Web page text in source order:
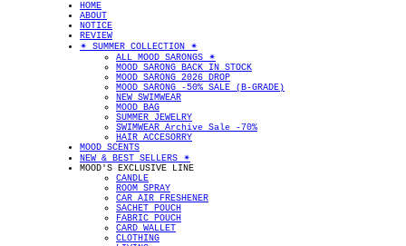
HOME
ABOUT
NOTICE
REVIEW
✴︎ SUMMER COLLECTION ✴︎
ALL MOOD SARONGS ✴︎
MOOD SARONG BACK IN STOCK
MOOD SARONG 2026 DROP
MOOD SARONG -50% SALE (B-GRADE)
NEW SWIMWEAR
MOOD BAG
SUMMER JEWELRY
SWIMWEAR Archive Sale -70%
HAIR ACCESORRY
MOOD SCENTS
NEW & BEST SELLERS ✴︎
MOOD'S EXCLUSIVE LINE
CANDLE
ROOM SPRAY
CAR AIR FRESHENER
SACHET POUCH
FABRIC POUCH
CARD WALLET
CLOTHING